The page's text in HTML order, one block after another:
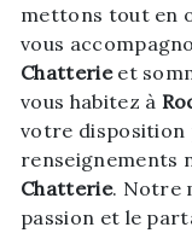
mettons tout en
vous
Chatterieet
vous habitez à
votre disposition
renseignements
Chatterie. Notre
passion et le